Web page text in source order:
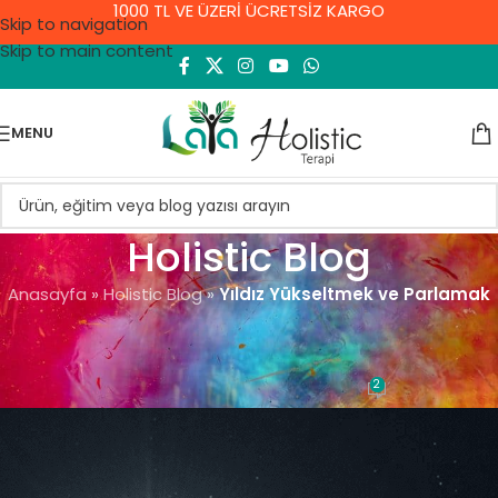
Skip to navigation
Skip to main content
1000 TL VE ÜZERİ ÜCRETSİZ KARGO
MENU
Holistic Blog
Anasayfa»Holistic Blog»Yıldız Yükseltmek ve Parlamak
GENEL
Yıldız Yükseltmek ve Parlamak
Demet YıldırımOn 8 Eylül 2021 2